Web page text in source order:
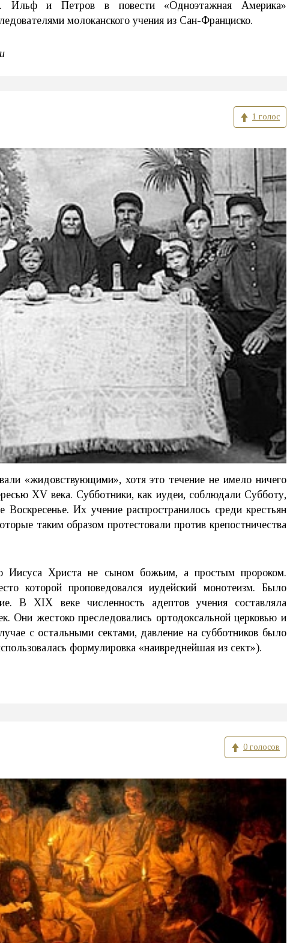
Ильф и Петров в повести «Одноэтажная Америка»
молоканского учения из Сан-Франциско.
1 голос
«жидовствующими», хотя это течение не имело ничего
XV века. Субботники, как иудеи, соблюдали Субботу,
Воскресенье. Их учение распространилось среди крестьян
таким образом протестовали против крепостничества
Иисуса Христа не сыном божьим, а простым пророком.
которой проповедовался иудейский монотеизм. Было
В XIX веке численность адептов учения составляла
Они жестоко преследовались ортодоксальной церковью и
с остальными сектами, давление на субботников было
формулировка «наивреднейшая из сект»).
0 голосов